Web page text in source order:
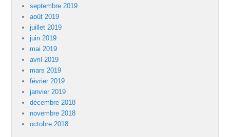
septembre 2019
août 2019
juillet 2019
juin 2019
mai 2019
avril 2019
mars 2019
février 2019
janvier 2019
décembre 2018
novembre 2018
octobre 2018